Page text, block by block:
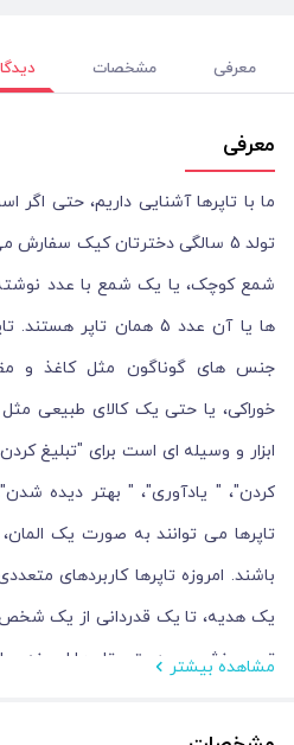
معرفی مشخصات
معرفی
ما با تاپرها آشنایی داریم، حتی اگر
شمع کوچک، یا یک شمع با عدد
ها یا آن عدد 5 همان تاپر
جنس های گوناگون مثل کاغذ و
خوراکی، یا حتی یک کالای طبیعی
ابزار و وسیله ای است برای "تبلیغ
کردن"، " یادآوری"، " بهتر دیده
تاپرها می توانند به صورت یک
باشند. امروزه تاپرها کاربردهای
یک هدیه، تا یک قدردانی از یک
تیم ورزشی و... ؛ حتی تاپرها امروزه
مشاهده بیشتر